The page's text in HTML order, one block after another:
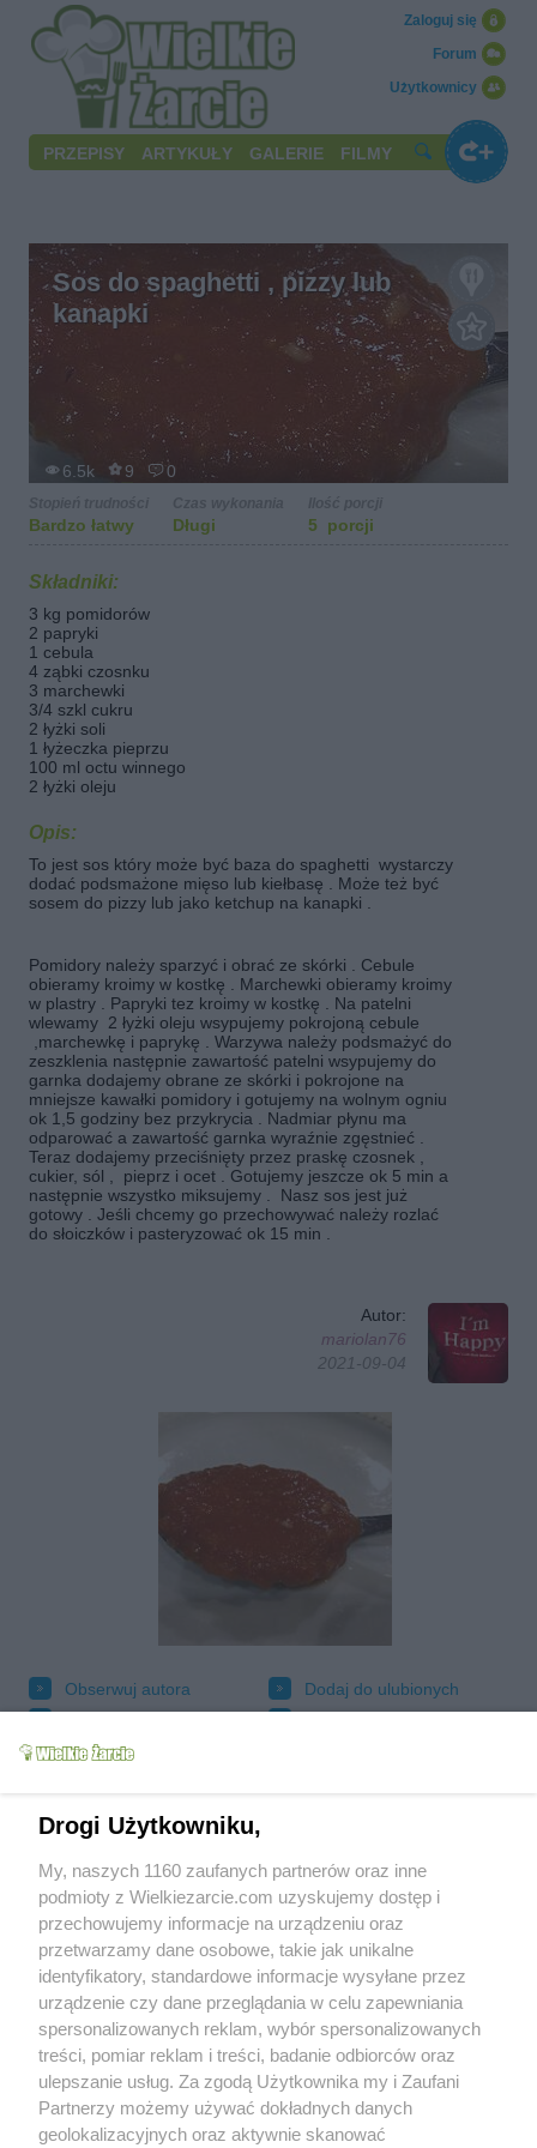
Użytkownicy
Forum
Zaloguj się
PRZEPISY ARTYKUŁY GALERIE FILMY
Sos do spaghetti , pizzy lub
kanapki
6.5k 9 0
Bardzo łatwy Długi 5 porcji
Składniki:
3 kg pomidorów
2 papryki
1 cebula
4 ząbki czosnku
3 marchewki
3/4 szkl cukru
2 łyżki soli
1 łyżeczka pieprzu
100 ml octu winnego
2 łyżki oleju
Opis:
To jest sos który może być baza do spaghetti wystarczy
dodać podsmażone mięso lub kiełbasę . Może też być
sosem do pizzy lub jako ketchup na kanapki .
Pomidory należy sparzyć i obrać ze skórki . Cebule
obieramy kroimy w kostkę . Marchewki obieramy kroimy
w plastry . Papryki tez kroimy w kostkę . Na patelni
wlewamy 2 łyżki oleju wsypujemy pokrojoną cebule
,marchewkę i paprykę . Warzywa należy podsmażyć do
zeszklenia następnie zawartość patelni wsypujemy do
garnka dodajemy obrane ze skórki i pokrojone na
mniejsze kawałki pomidory i gotujemy na wolnym ogniu
ok 1,5 godziny bez przykrycia . Nadmiar płynu ma
odparować a zawartość garnka wyraźnie zgęstnieć .
Teraz dodajemy przeciśnięty przez praskę czosnek ,
cukier, sól , pieprz i ocet . Gotujemy jeszcze ok 5 min a
następnie wszystko miksujemy . Nasz sos jest już
gotowy . Jeśli chcemy go przechowywać należy rozlać
do słoiczków i pasteryzować ok 15 min .
Autor:
mariolan76
2021-09-04
Obserwuj autora
Dodaj do ulubionych
Drukuj
Grupy: Przetwory
Przetwory warzywne
Tagi:
cebula papryka pomidory
sos
więcej tagów
Drogi Użytkowniku,
My, naszych 1160 zaufanych partnerów oraz inne
podmioty z Wielkiezarcie.com uzyskujemy dostęp i
przechowujemy informacje na urządzeniu oraz
przetwarzamy dane osobowe, takie jak unikalne
identyfikatory, standardowe informacje wysyłane przez
urządzenie czy dane przeglądania w celu zapewniania
spersonalizowanych reklam, wybór spersonalizowanych
treści, pomiar reklam i treści, badanie odbiorców oraz
ulepszanie usług. Za zgodą Użytkownika my i Zaufani
Partnerzy możemy używać dokładnych danych
geolokalizacyjnych oraz aktywnie skanować